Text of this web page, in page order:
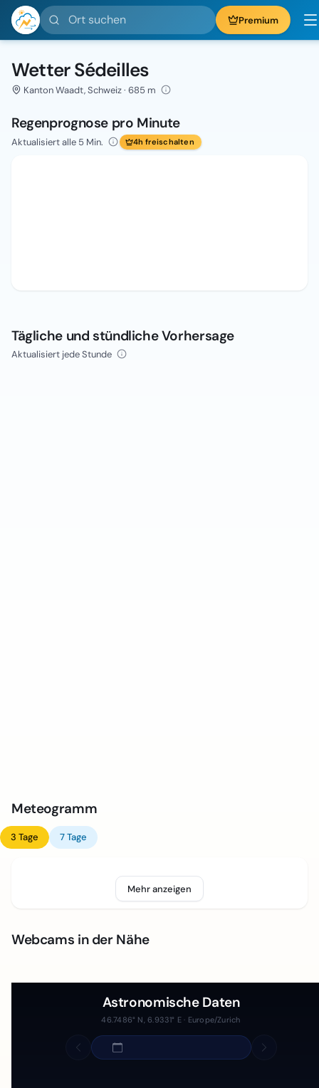
Ort suchen Premium
Wetter Sédeilles
Kanton Waadt, Schweiz · 685 m
Regenprognose pro Minute
Aktualisiert alle 5 Min. 4h freischalten
Tägliche und stündliche Vorhersage
Aktualisiert jede Stunde
Meteogramm
3 Tage 7 Tage
Mehr anzeigen
Webcams in der Nähe
Astronomische Daten
46.7486° N, 6.9331° E · Europe/Zurich